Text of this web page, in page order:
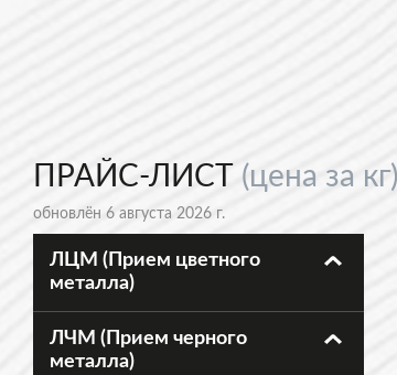
ПРАЙС-ЛИСТ (цена за кг)
обновлён 6 августа 2026 г.
ЛЦМ (Прием цветного
металла)
ЛЧМ (Прием черного
металла)